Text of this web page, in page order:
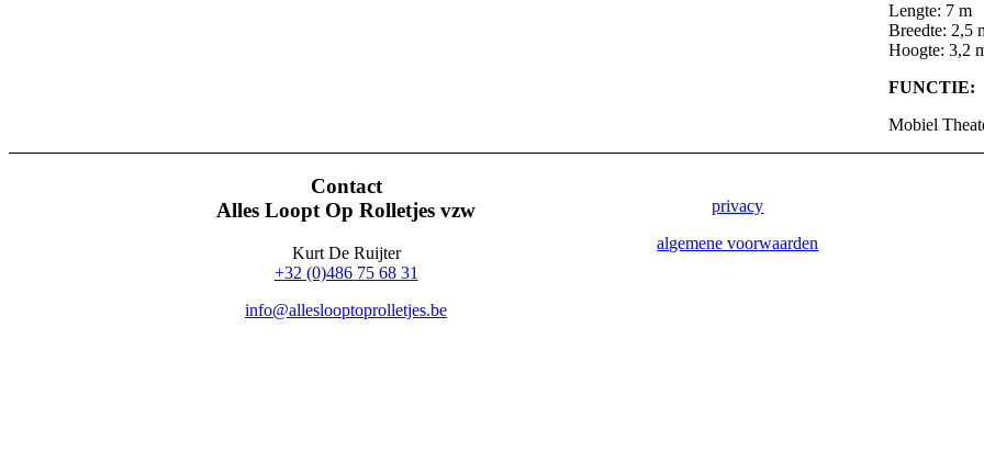
Lengte: 7 m
Breedte: 2,5
Hoogte: 3,2
FUNCTIE:
Mobiel
Contact
Alles Loopt Op Rolletjes vzw
Kurt De Ruijter
+32 (0)486 75 68 31
info@alleslooptoprolletjes.be
privacy
algemene voorwaarden